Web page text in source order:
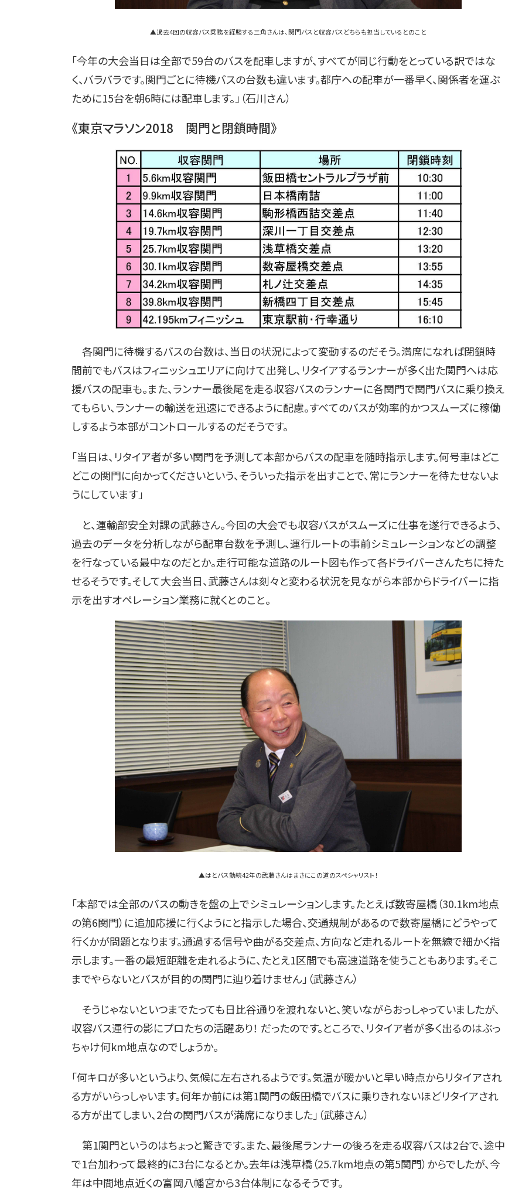
▲過去4回の収容バス乗務を経験する三角さんは、関門バスと収容バスどちらも担当しているとのこと
「今年の大会当日は全部で59台のバスを配車しますが、すべてが同じ行動をとっている訳ではな
く、バラバラです。関門ごとに待機バスの台数も違います。都庁への配車が一番早く、関係者を運ぶ
ために15台を朝6時には配車します。」（石川さん）
《東京マラソン2018 関門と閉鎖時間》
各関門に待機するバスの台数は、当日の状況によって変動するのだそう。満席になれば閉鎖時
間前でもバスはフィニッシュエリアに向けて出発し、リタイアするランナーが多く出た関門へは応
援バスの配車も。また、ランナー最後尾を走る収容バスのランナーに各関門で関門バスに乗り換え
てもらい、ランナーの輸送を迅速にできるように配慮。すべてのバスが効率的かつスムーズに稼働
しするよう本部がコントロールするのだそうです。
「当日は、リタイア者が多い関門を予測して本部からバスの配車を随時指示します。何号車はどこ
どこの関門に向かってくださいという、そういった指示を出すことで、常にランナーを待たせないよ
うにしています」
と、運輸部安全対課の武藤さん。今回の大会でも収容バスがスムーズに仕事を遂行できるよう、
過去のデータを分析しながら配車台数を予測し、運行ルートの事前シミュレーションなどの調整
を行なっている最中なのだとか。走行可能な道路のルート図も作って各ドライバーさんたちに持た
せるそうです。そして大会当日、武藤さんは刻々と変わる状況を見ながら本部からドライバーに指
示を出すオペレーション業務に就くとのこと。
▲はとバス勤続42年の武藤さんはまさにこの道のスペシャリスト！
「本部では全部のバスの動きを盤の上でシミュレーションします。たとえば数寄屋橋（30.1km地点
の第6関門）に追加応援に行くようにと指示した場合、交通規制があるので数寄屋橋にどうやって
行くかが問題となります。通過する信号や曲がる交差点、方向など走れるルートを無線で細かく指
示します。一番の最短距離を走れるように、たとえ1区間でも高速道路を使うこともあります。そこ
までやらないとバスが目的の関門に辿り着けません」（武藤さん）
そうじゃないといつまでたっても日比谷通りを渡れないと、笑いながらおっしゃっていましたが、
収容バス運行の影にプロたちの活躍あり！ だったのです。ところで、リタイア者が多く出るのはぶっ
ちゃけ何km地点なのでしょうか。
「何キロが多いというより、気候に左右されるようです。気温が暖かいと早い時点からリタイアされ
る方がいらっしゃいます。何年か前には第1関門の飯田橋でバスに乗りきれないほどリタイアされ
る方が出てしまい、2台の関門バスが満席になりました」（武藤さん）
第1関門というのはちょっと驚きです。また、最後尾ランナーの後ろを走る収容バスは2台で、途中
で1台加わって最終的に3台になるとか。去年は浅草橋（25.7km地点の第5関門）からでしたが、今
年は中間地点近くの富岡八幡宮から3台体制になるそうです。